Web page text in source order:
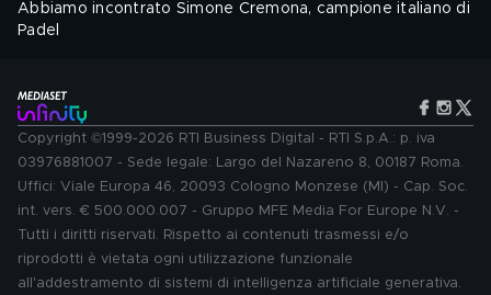
Abbiamo incontrato Simone Cremona, campione italiano di
Padel
Copyright ©1999-2026 RTI Business Digital - RTI S.p.A.: p. iva
03976881007 - Sede legale: Largo del Nazareno 8, 00187 Roma.
Uffici: Viale Europa 46, 20093 Cologno Monzese (MI) - Cap. Soc.
int. vers. € 500.000.007 - Gruppo MFE Media For Europe N.V. -
Tutti i diritti riservati. Rispetto ai contenuti trasmessi e/o
riprodotti è vietata ogni utilizzazione funzionale
all'addestramento di sistemi di intelligenza artificiale generativa.